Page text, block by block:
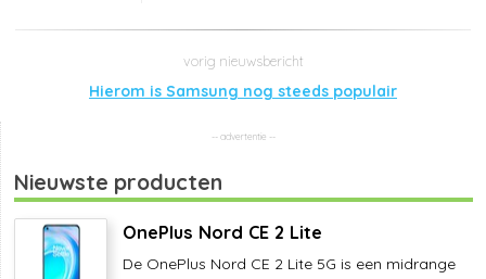
Hierom is Samsung nog steeds populair
Nieuwste producten
OnePlus Nord CE 2 Lite
De OnePlus Nord CE 2 Lite 5G is een midrange